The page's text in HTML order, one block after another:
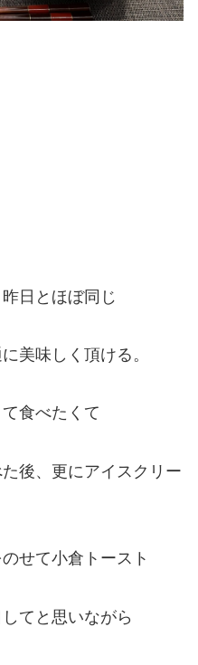
日とほぼ同じ
美味しく頂ける。
食べたくて
後、更にアイスクリー
せて小倉トースト
てと思いながら